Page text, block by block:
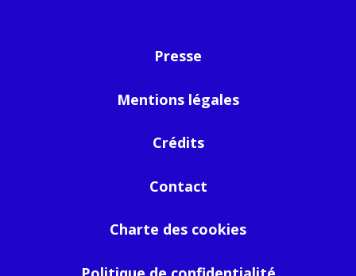
Presse
Mentions légales
Crédits
Contact
Charte des cookies